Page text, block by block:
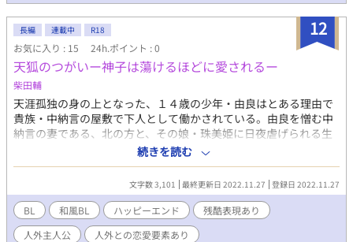
12
長編 連載中 R18
お気に入り : 15 24h.ポイント : 0
天狐のつがいー神子は蕩けるほどに愛されるー
柴田輔
天涯孤独の身の上となった、１４歳の少年・由良はとある理由で
貴族・中納言の屋敷で下人として働かされている。由良を憎む中
納言の妻である、北の方と、その娘・珠美姫に日夜虐げられる生
活を送っていたが、ある夜、少年はこの世の者とも思えぬ美しい
若者に出会う。 それをきっかけに、由良の日常はめまぐるしく変
化していく事となる…… 章を追う事に、R18となっていく予定で
す。
続きを読む
文字数 3,101 最終更新日 2022.11.27 登録日 2022.11.27
BL 和風BL ハッピーエンド
残酷表現あり
人外主人公
人外との恋愛要素あり